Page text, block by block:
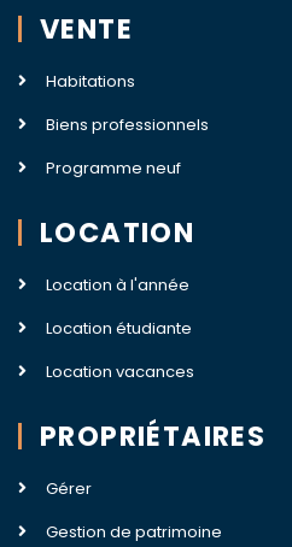
VENTE
Habitations
Biens professionnels
Programme neuf
LOCATION
Location à l'année
Location étudiante
Location vacances
PROPRIÉTAIRES
Gérer
Gestion de patrimoine